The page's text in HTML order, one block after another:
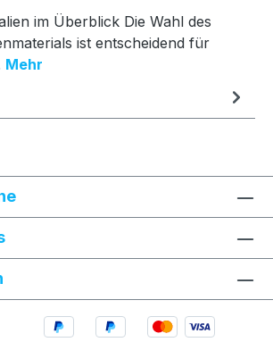
im Überblick Die Wahl des
ist entscheidend für
Mehr